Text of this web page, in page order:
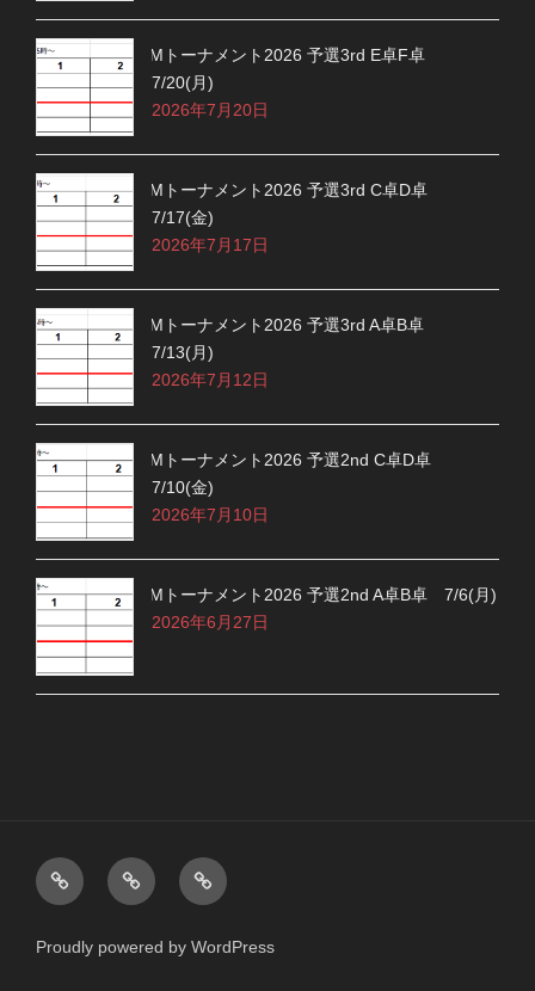
Mトーナメント2026 予選3rd E卓F卓
7/20(月)
2026年7月20日
Mトーナメント2026 予選3rd C卓D卓
7/17(金)
2026年7月17日
Mトーナメント2026 予選3rd A卓B卓
7/13(月)
2026年7月12日
Mトーナメント2026 予選2nd C卓D卓
7/10(金)
2026年7月10日
Mトーナメント2026 予選2nd A卓B卓 7/6(月)
2026年6月27日
M
リ
M
リ
ChatGPT
Proudly powered by WordPress